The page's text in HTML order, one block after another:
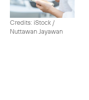
Credits: iStock /
Nuttawan Jayawan